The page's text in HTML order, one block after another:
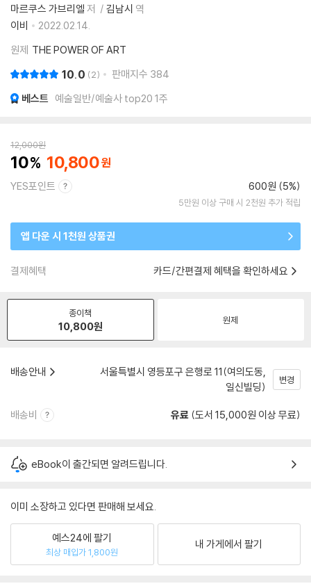
마르쿠스 가브리엘 저 김남시 역
이비
2022.02.14.
원제 THE POWER OF ART
10.0 2 판매지수 384
베스트 예술일반/예술사 top20 1주
12,000원
10 10,800
YES포인트 600원 (5%)
5만원 이상 구매 시 2천원 추가 적립
앱 다운 시 1천원 상품권
결제혜택 카드/간편결제 혜택을 확인하세요
종이책
10,800원 원제
배송안내
서울특별시 영등포구 은행로 11(여의도동,
일신빌딩)
변경
배송비 유료 (도서 15,000원 이상 무료)
eBook이 출간되면 알려드립니다.
이미 소장하고 있다면 판매해 보세요.
예스24에 팔기
최상 매입가 1,800원
내 가게에서 팔기